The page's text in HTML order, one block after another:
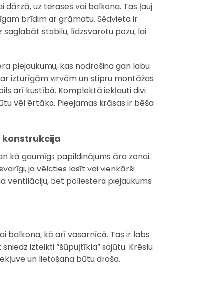
uz terases vai balkona. Tas ļauj
brīdim ar grāmatu. Sēdvieta ir
stabilu, līdzsvarotu pozu, lai
piejaukumu, kas nodrošina gan labu
izturīgām virvēm un stipru montāžas
arī kustībā. Komplektā iekļauti divi
vēl ērtāka. Pieejamas krāsas ir bēša
konstrukcija
kā gaumīgs papildinājums āra zonai.
ja vēlaties lasīt vai vienkārši
ventilāciju, bet poliestera piejaukums
balkona, kā arī vasarnīcā. Tas ir labs
izteikti “šūpuļtīkla” sajūtu. Krēslu
un lietošana būtu droša.